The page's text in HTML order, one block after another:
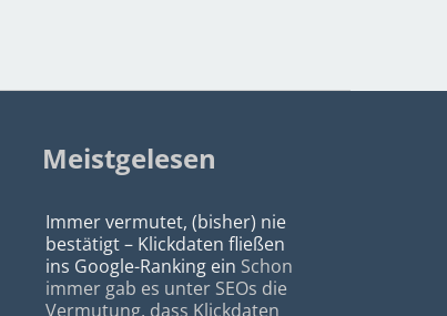
Meistgelesen
Immer vermutet, (bisher) nie
bestätigt – Klickdaten fließen
ins Google-Ranking ein Schon
immer gab es unter SEOs die
Vermutung, dass Klickdaten